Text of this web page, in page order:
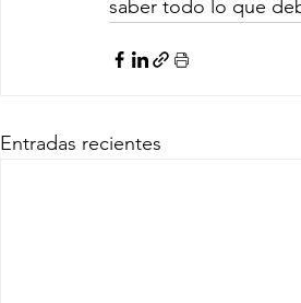
saber todo lo que
Entradas recientes